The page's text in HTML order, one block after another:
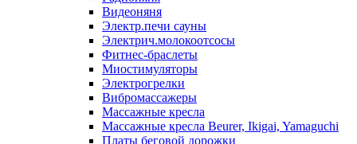
Видеоняня
Электр.печи сауны
Электрич.молокоотсосы
Фитнес-браслеты
Миостимуляторы
Электрогрелки
Вибромассажеры
Массажные кресла
Массажные кресла Beurer, Ikigai, Yamaguchi
Платы беговой дорожки